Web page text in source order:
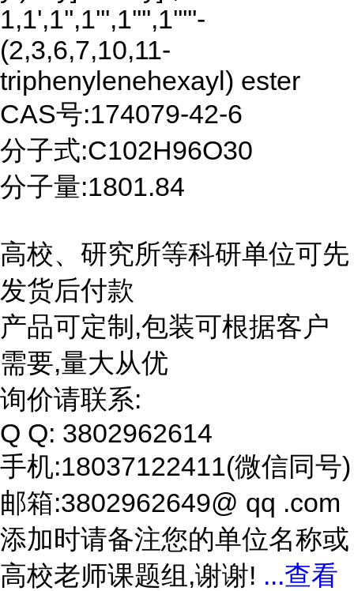
1,1',1'',1''',1'''',1'''''-
(2,3,6,7,10,11-
triphenylenehexayl) ester
CAS号:174079-42-6
分子式:C102H96O30
分子量:1801.84
高校、研究所等科研单位可先
发货后付款
产品可定制,包装可根据客户
需要,量大从优
询价请联系:
Q Q: 3802962614
手机:18037122411(微信同号)
邮箱:3802962649@ qq .com
添加时请备注您的单位名称或
高校老师课题组,谢谢! ...查看